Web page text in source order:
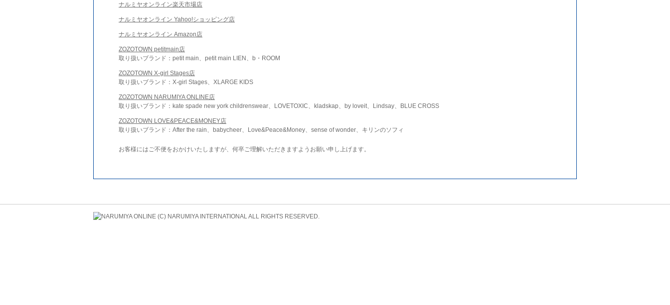
ナルミヤオンライン楽天市場店
ナルミヤオンライン Yahoo!ショッピング店
ナルミヤオンライン Amazon店
ZOZOTOWN petitmain店
取り扱いブランド：petit main、petit main LIEN、b・ROOM
ZOZOTOWN X-girl Stages店
取り扱いブランド：X-girl Stages、XLARGE KIDS
ZOZOTOWN NARUMIYA ONLINE店
取り扱いブランド：kate spade new york childrenswear、LOVETOXIC、kladskap、by loveit、Lindsay、BLUE CROSS
ZOZOTOWN LOVE&PEACE&MONEY店
取り扱いブランド：After the rain、babycheer、Love&Peace&Money、sense of wonder、キリンのソフィ
お客様にはご不便をおかけいたしますが、何卒ご理解いただきますようお願い申し上げます。